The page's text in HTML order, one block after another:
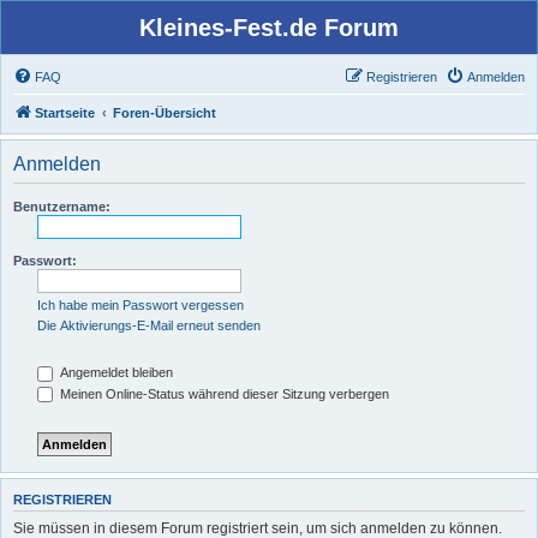
Kleines-Fest.de Forum
FAQ Anmelden
Registrieren
Startseite Foren-Übersicht
Anmelden
Benutzername:
Passwort:
Ich habe mein Passwort vergessen
Die Aktivierungs-E-Mail erneut senden
Angemeldet bleiben
Meinen Online-Status während dieser Sitzung verbergen
REGISTRIEREN
Sie müssen in diesem Forum registriert sein, um sich anmelden zu können.